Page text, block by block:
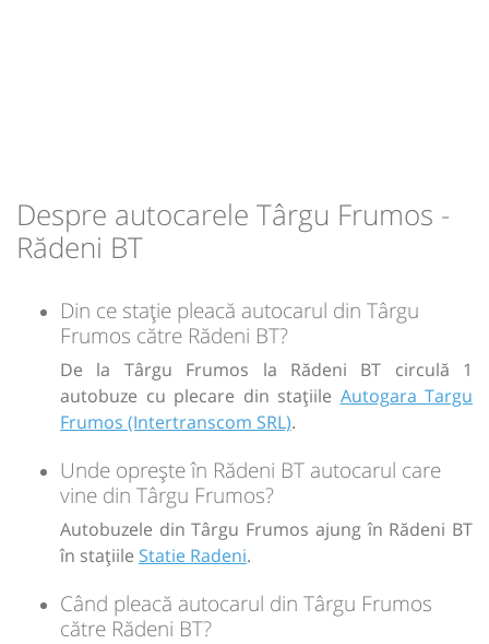
Durată:
31min
Zile de circulație:
-
Sursa:Auto Dimas SRL| Ultima actualizare:04/2026
Despre autocarele Târgu Frumos -
Rădeni BT
Din ce stație pleacă autocarul din Târgu
Frumos către Rădeni BT?
De la Târgu Frumos la Rădeni BT circulă 1
autobuze cu plecare din stațiile Autogara Targu
Frumos (Intertranscom SRL).
Unde oprește în Rădeni BT autocarul care
vine din Târgu Frumos?
Autobuzele din Târgu Frumos ajung în Rădeni BT
în stațiile Statie Radeni.
Când pleacă autocarul din Târgu Frumos
către Rădeni BT?